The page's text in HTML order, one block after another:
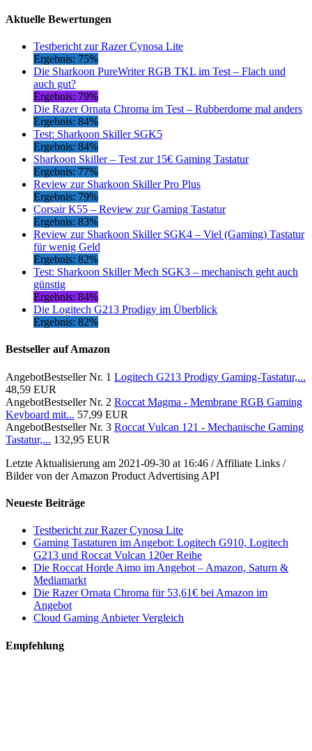
Aktuelle Bewertungen
Testbericht zur Razer Cynosa Lite
Ergebnis: 75%
Die Sharkoon PureWriter RGB TKL im Test – Flach und
auch gut?
Ergebnis: 79%
Die Razer Ornata Chroma im Test – Rubberdome mal anders
Ergebnis: 84%
Test: Sharkoon Skiller SGK5
Ergebnis: 84%
Sharkoon Skiller – Test zur 15€ Gaming Tastatur
Ergebnis: 77%
Review zur Sharkoon Skiller Pro Plus
Ergebnis: 79%
Corsair K55 – Review zur Gaming Tastatur
Ergebnis: 83%
Review zur Sharkoon Skiller SGK4 – Viel (Gaming) Tastatur
für wenig Geld
Ergebnis: 82%
Test: Sharkoon Skiller Mech SGK3 – mechanisch geht auch
günstig
Ergebnis: 84%
Die Logitech G213 Prodigy im Überblick
Ergebnis: 82%
Bestseller auf Amazon
AngebotBestseller Nr. 1 Logitech G213 Prodigy Gaming-Tastatur,...
48,59 EUR
AngebotBestseller Nr. 2 Roccat Magma - Membrane RGB Gaming
Keyboard mit... 57,99 EUR
AngebotBestseller Nr. 3 Roccat Vulcan 121 - Mechanische Gaming
Tastatur,... 132,95 EUR
Letzte Aktualisierung am 2021-09-30 at 16:46 / Affiliate Links /
Bilder von der Amazon Product Advertising API
Neueste Beiträge
Testbericht zur Razer Cynosa Lite
Gaming Tastaturen im Angebot: Logitech G910, Logitech
G213 und Roccat Vulcan 120er Reihe
Die Roccat Horde Aimo im Angebot – Amazon, Saturn &
Mediamarkt
Die Razer Ornata Chroma für 53,61€ bei Amazon im
Angebot
Cloud Gaming Anbieter Vergleich
Empfehlung